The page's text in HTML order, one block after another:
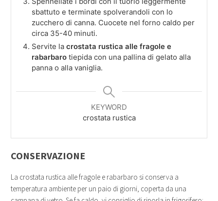
sbattuto e terminate spolverandoli con lo
zucchero di canna. Cuocete nel forno caldo per
circa 35-40 minuti.
Servite lacrostata rustica alle fragole e
rabarbaro tiepida con una pallina di gelato alla
panna o alla vaniglia.
KEYWORD
crostata rustica
CONSERVAZIONE
La crostata rustica alle fragole e rabarbaro si conserva a
temperatura ambiente per un paio di giorni, coperta da una